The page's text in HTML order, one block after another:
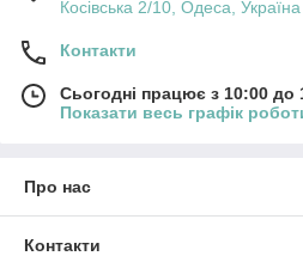
Косівська 2/10, Одеса, Україна
Контакти
Сьогодні працює з 10:00 до
Показати весь графік
Про нас
Контакти